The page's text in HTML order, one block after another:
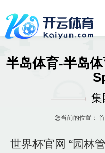
半岛体育-半岛
集
您当前的位置：
世界杯官网 “园林